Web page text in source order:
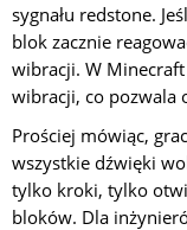
sygnału redstone.
blok zacznie
wibracji. W Minecraft
wibracji, co pozwala
Prościej mówiąc,
wszystkie dźwięki
tylko kroki, tylko
bloków. Dla